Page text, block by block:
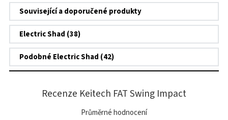
Související a doporučené produkty
Electric Shad (38)
Podobné Electric Shad (42)
Recenze Keitech FAT Swing Impact
Průměrné hodnocení